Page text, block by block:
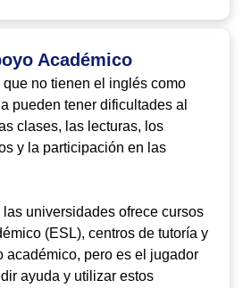
Académico
que no tienen el inglés como
pueden tener dificultades al
clases, las lecturas, los
y la participación en las
las universidades ofrece cursos
(ESL), centros de tutoría y
académico, pero es el jugador
ayuda y utilizar estos